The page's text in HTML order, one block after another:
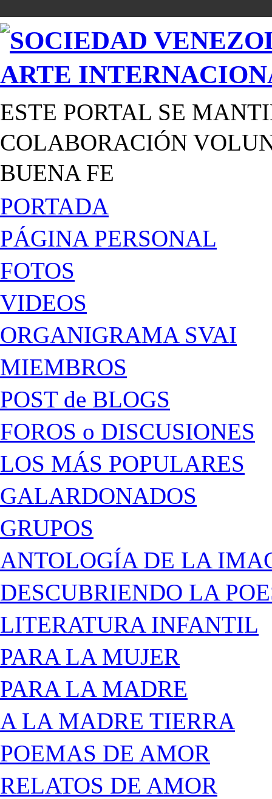
ESTE PORTAL SE
COLABORACIÓN
BUENA FE
PORTADA
PÁGINA PERSONAL
FOTOS
VIDEOS
ORGANIGRAMA SVAI
MIEMBROS
POST de BLOGS
FOROS o DISCUSIONES
LOS MÁS POPULARES
GALARDONADOS
GRUPOS
ANTOLOGÍA DE LA
DESCUBRIENDO LA
LITERATURA INFANTIL
PARA LA MUJER
PARA LA MADRE
A LA MADRE TIERRA
POEMAS DE AMOR
RELATOS DE AMOR